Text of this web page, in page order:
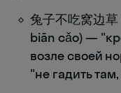
兔子不吃窝边
biān cǎo) —
возле своей
"не гадить